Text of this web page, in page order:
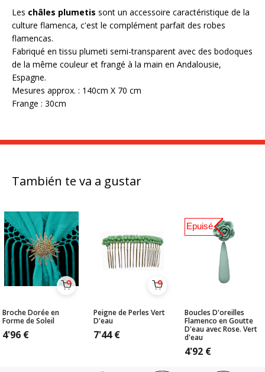
Les châles plumetis sont un accessoire caractéristique de la
culture flamenca, c'est le complément parfait des robes
flamencas.
Fabriqué en tissu plumeti semi-transparent avec des bodoques
de la même couleur et frangé à la main en Andalousie,
Espagne.
Mesures approx. : 140cm X 70 cm
Frange : 30cm
También te va a gustar
Broche Dorée en
Forme de Soleil
4'96 €
Peigne de Perles Vert
D'eau
7'44€
Boucles D'oreilles
Flamenco en Goutte
D'eau avec Rose. Vert
d'eau
4'92 €
Epuisé